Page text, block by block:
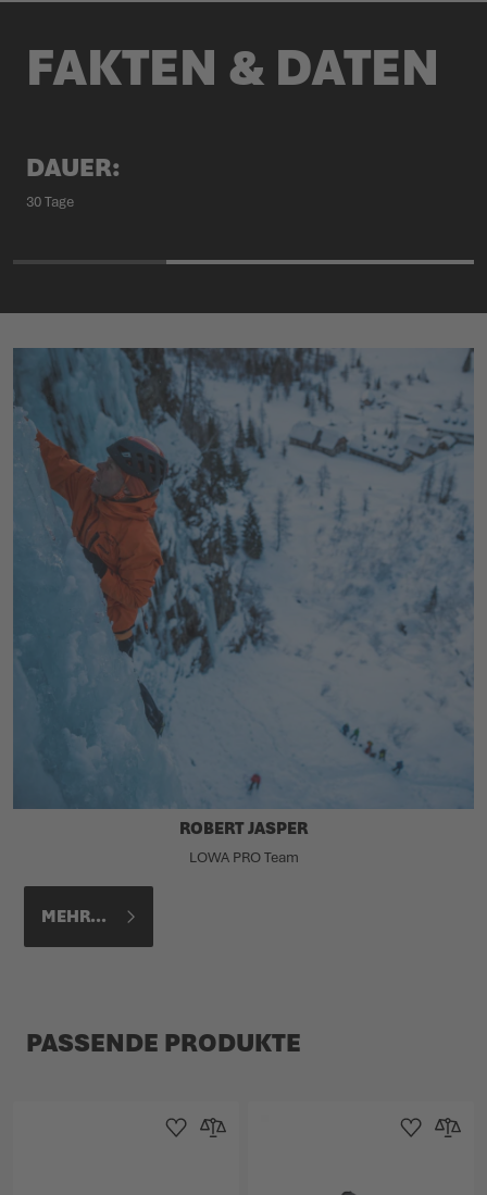
FAKTEN & DATEN
DAUER:
30 Tage
ROBERT JASPER
LOWA PRO Team
MEHR...
PASSENDE PRODUKTE
Zur Wunschliste hinzufügen
Zur Vergleichsliste hinzufügen Zur Zur